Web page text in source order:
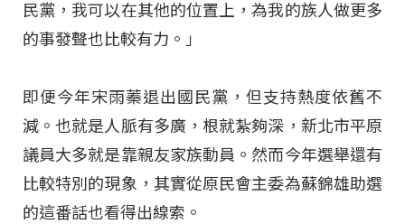
民黨，我可以在其他的位置上，為我的族人做更多
的事發聲也比較有力。」
即便今年宋雨蓁退出國民黨，但支持熱度依舊不
減。也就是人脈有多廣，根就紮夠深，新北市平原
議員大多就是靠親友家族動員。然而今年選舉還有
比較特別的現象，其實從原民會主委為蘇錦雄助選
的這番話也看得出線索。